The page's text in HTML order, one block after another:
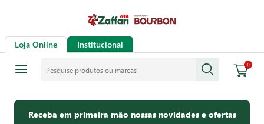
Loja Online Institucional
0
Receba em primeira mão nossas novidades e ofertas